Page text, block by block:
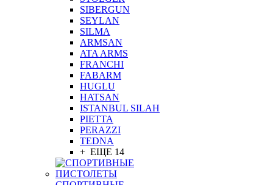
SIBERGUN
SEYLAN
SILMA
ARMSAN
ATA ARMS
FRANCHI
FABARM
HUGLU
HATSAN
ISTANBUL SILAH
PIETTA
PERAZZI
TEDNA
+ ЕЩЕ 14